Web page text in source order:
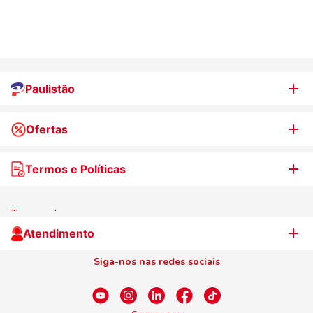
Paulistão
Quem somos
Nossas lojas
Nosso Cartão
Ofertas
WhatsApp de Ofertas
Televendas
Termos e Políticas
Termos de uso
Centro de Privacidade
Atendimento
Siga-nos nas redes sociais